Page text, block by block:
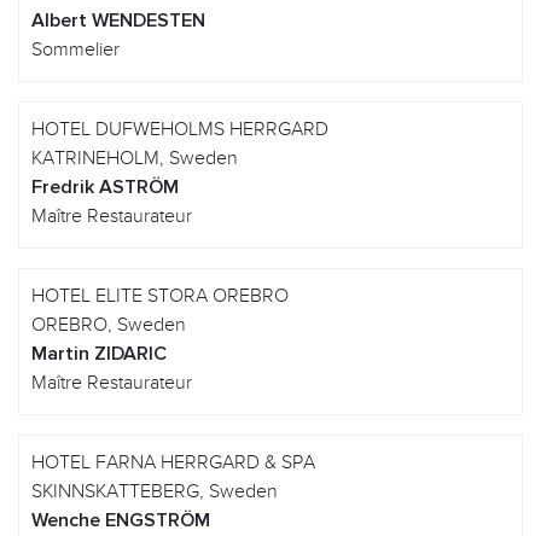
Albert WENDESTEN
Sommelier
HOTEL DUFWEHOLMS HERRGARD
KATRINEHOLM, Sweden
Fredrik ASTRÖM
Maître Restaurateur
HOTEL ELITE STORA OREBRO
OREBRO, Sweden
Martin ZIDARIC
Maître Restaurateur
HOTEL FARNA HERRGARD & SPA
SKINNSKATTEBERG, Sweden
Wenche ENGSTRÖM